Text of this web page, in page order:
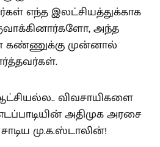
எந்த இலட்சியத்துக்காக
அந்த
கண்ணுக்கு முன்னால்